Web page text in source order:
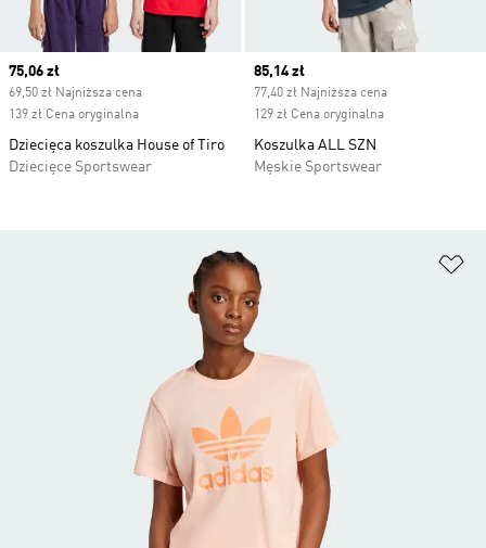
Current price
75,06 zł
69,50 zł Najniższa cena
139 zł Cena oryginalna
Dziecięca koszulka House of Tiro
Dziecięce Sportswear
Current price
85,14 zł
77,40 zł Najniższa cena
129 zł Cena oryginalna
Koszulka ALL SZN
Męskie Sportswear